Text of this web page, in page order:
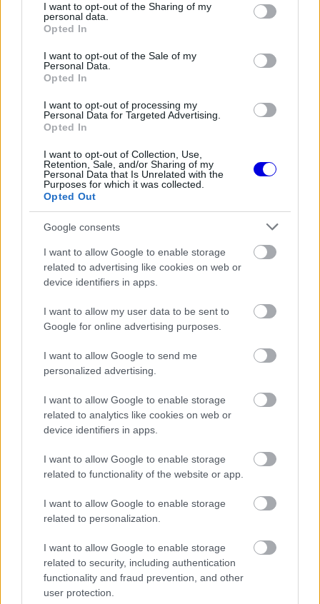
not limited to your visit or usage behaviour. You may click to
grant or deny consent to Google and its third-party tags to
use your data for below specified purposes in below Google
consent section.
I want to opt-out of the Sharing of my
personal data.
Opted In
I want to opt-out of the Sale of my
Personal Data.
Opted In
I want to opt-out of processing my
Personal Data for Targeted Advertising.
Opted In
I want to opt-out of Collection, Use,
Retention, Sale, and/or Sharing of my
Personal Data that Is Unrelated with the
Purposes for which it was collected.
Opted Out
Google consents
I want to allow Google to enable storage
related to advertising like cookies on web or
device identifiers in apps.
I want to allow my user data to be sent to
Google for online advertising purposes.
I want to allow Google to send me
personalized advertising.
I want to allow Google to enable storage
related to analytics like cookies on web or
device identifiers in apps.
I want to allow Google to enable storage
related to functionality of the website or app.
I want to allow Google to enable storage
related to personalization.
I want to allow Google to enable storage
related to security, including authentication
functionality and fraud prevention, and other
user protection.
A képsorozat középpontjában természetesen
maga Montero Mundt állt, aki stílusos
megjelenésével ismét felkeltette követői figyelmét.
tett szert a Forma–1 világának rajongói között, és
közösségi médiás jelenlétének köszönhetően is
jelentős figyelmet kap.
EZEKET IS AJÁNLJUK
FORMA-1
Kimi Räikkönen, akinek több
nyernie a McLarennel
FORMA-1
Súlyos figyelmeztetést kapott a
Ferrari Lewis Hamilton miatt
Komoly döntést hozott a Ferrari,
miközben a Red Bullnál elmaradtak
A spanyolországi esküvőn készült felvételek
elegáns és felszabadult hangulatot sugároznak,
miközben bepillantást engednek a páros